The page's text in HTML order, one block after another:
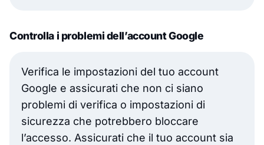
Controlla i problemi dell’account Google
Verifica le impostazioni del tuo account
Google e assicurati che non ci siano
problemi di verifica o impostazioni di
sicurezza che potrebbero bloccare
l’accesso. Assicurati che il tuo account sia